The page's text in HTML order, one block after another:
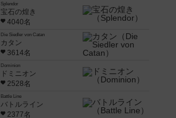
Splendor
宝石の煌き
4040名
Die Siedler von Catan
カタン
3614名
Dominion
ドミニオン
2528名
Battle Line
バトルライン
2377名